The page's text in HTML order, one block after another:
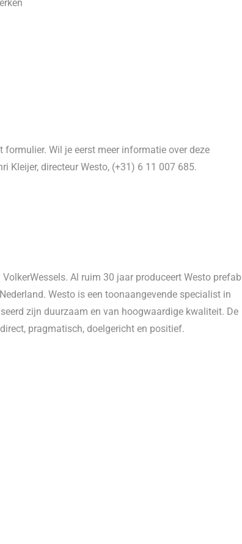
Wil je eerst meer informatie over deze
Kleijer, directeur Westo, (+31) 6 11 007 685.
Al ruim 30 jaar produceert Westo prefab
Westo is een toonaangevende specialist in
zijn duurzaam en van hoogwaardige kwaliteit. De
pragmatisch, doelgericht en positief.